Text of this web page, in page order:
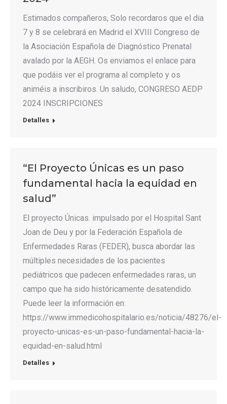
Estimados compañeros, Solo recordaros que el dia
7 y 8 se celebrará en Madrid el XVIII Congreso de
la Asociación Española de Diagnóstico Prenatal
avalado por la AEGH. Os enviamos el enlace para
que podáis ver el programa al completo y os
animéis a inscribiros. Un saludo, CONGRESO AEDP
2024 INSCRIPCIONES
Detalles
“El Proyecto Únicas es un paso
fundamental hacia la equidad en
salud”
El proyecto Únicas. impulsado por el Hospital Sant
Joan de Deu y por la Federación Española de
Enfermedades Raras (FEDER), busca abordar las
múltiples necesidades de los pacientes
pediátricos que padecen enfermedades raras, un
campo que ha sido históricamente desatendido.
Puede leer la información en:
https://www.immedicohospitalario.es/noticia/48276/el-
proyecto-unicas-es-un-paso-fundamental-hacia-la-
equidad-en-salud.html
Detalles